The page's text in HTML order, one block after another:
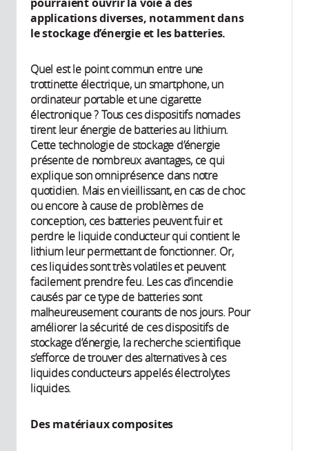
applications diverses, notamment dans
le stockage d’énergie et les batteries.
Quel est le point commun entre une
trottinette électrique, un smartphone, un
ordinateur portable et une cigarette
électronique ? Tous ces dispositifs nomades
tirent leur énergie de batteries au lithium.
Cette technologie de stockage d’énergie
présente de nombreux avantages, ce qui
explique son omniprésence dans notre
quotidien. Mais en vieillissant, en cas de choc
ou encore à cause de problèmes de
conception, ces batteries peuvent fuir et
perdre le liquide conducteur qui contient le
lithium leur permettant de fonctionner. Or,
ces liquides sont très volatiles et peuvent
facilement prendre feu. Les cas d’incendie
causés par ce type de batteries sont
malheureusement courants de nos jours. Pour
améliorer la sécurité de ces dispositifs de
stockage d’énergie, la recherche scientifique
s’efforce de trouver des alternatives à ces
liquides conducteurs appelés électrolytes
liquides.
Des matériaux composites